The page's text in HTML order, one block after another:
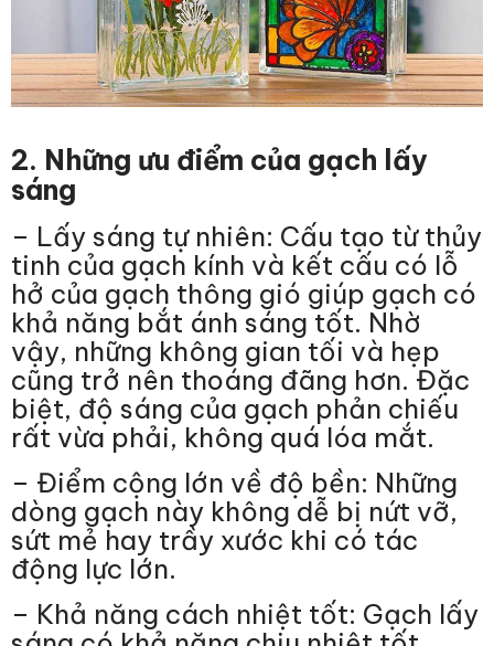
2. Những ưu điểm của gạch lấy
sáng
– Lấy sáng tự nhiên: Cấu tạo từ thủy
tinh của gạch kính và kết cấu có lỗ
hở của gạch thông gió giúp gạch có
khả năng bắt ánh sáng tốt. Nhờ
vậy, những không gian tối và hẹp
cũng trở nên thoáng đãng hơn. Đặc
biệt, độ sáng của gạch phản chiếu
rất vừa phải, không quá lóa mắt.
– Điểm cộng lớn về độ bền: Những
dòng gạch này không dễ bị nứt vỡ,
sứt mẻ hay trầy xước khi có tác
động lực lớn.
– Khả năng cách nhiệt tốt: Gạch lấy